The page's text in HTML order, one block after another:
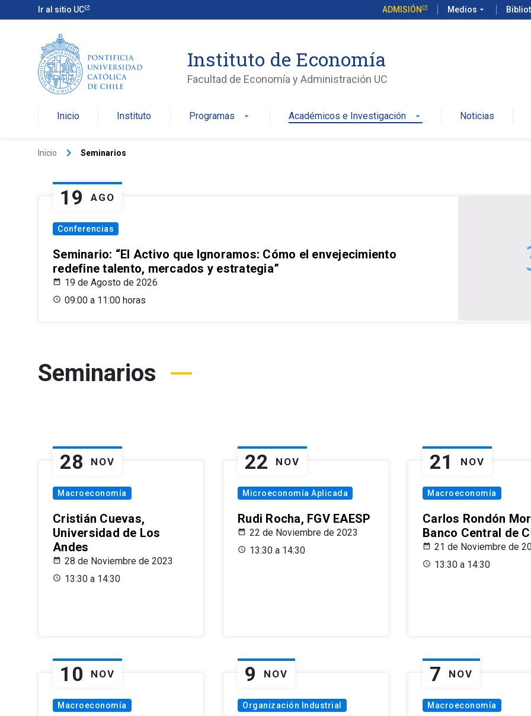
Ir al sitio UC ADMISIÓN Medios arrow_drop_down
Instituto de Economía
Facultad de Economía y Administración UC
Inicio Instituto Programas arrow_drop_down Académicos e Investigación arrow_drop_down Noticias
Inicio keyboard_arrow_right Seminarios
19 AGO
Conferencias
Seminario: “El Activo que Ignoramos: Cómo el envejecimiento
redefine talento, mercados y estrategia”
19 de Agosto de 2026
09:00 a 11:00 horas
Seminarios
28 NOV
Macroeconomía
Cristián Cuevas,
Universidad de Los
Andes
28 de Noviembre de 2023
13:30 a 14:30
22 NOV
Microeconomía Aplicada
Rudi Rocha, FGV EAESP
22 de Noviembre de 2023
13:30 a 14:30
21 NOV
Macroeconomía
Carlos Rondón
Banco Central de
21 de Noviembre de
13:30 a 14:30
10 NOV
Macroeconomía
9 NOV
Organización Industrial
7 NOV
Macroeconomía